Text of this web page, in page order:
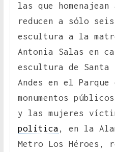
las que
reducen a sólo
escultura a la
Antonia Salas en
escultura de Santa
Andes en el
monumentos
y las mujeres
política , en la
Metro Los Héroes,